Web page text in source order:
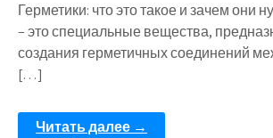
Герметики: что это такое и зачем они
– это специальные вещества,
создания герметичных соединений
[…]
Читать далее →